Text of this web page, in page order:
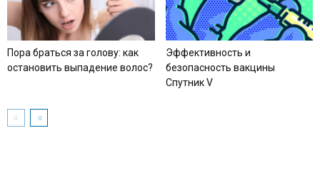
Пора браться за голову: как
остановить выпадение волос?
Эффективность и
безопасность вакцины
Спутник V